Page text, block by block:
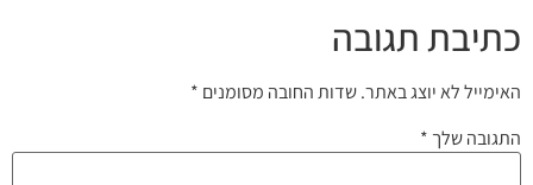
כתיבת תגובה
האימייל לא יוצג באתר.שדות החובה מסומנים *
התגובה שלך *